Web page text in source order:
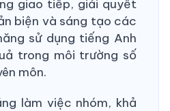
giao tiếp, giải quyết
biện và sáng tạo các
sử dụng tiếng Anh
trong môi trường số
môn.
làm việc nhóm, khả